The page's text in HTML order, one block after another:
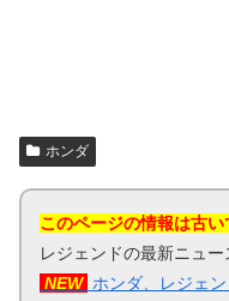
ホンダ
このページの情報は古い
レジェンドの最新ニュ
NEW ホンダ、レジェ